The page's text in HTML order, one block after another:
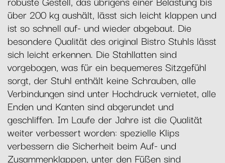
über 200 kg aushält, lässt sich leicht klappen und
ist so schnell auf- und wieder abgebaut. Die
besondere Qualität des original Bistro Stuhls lässt
sich leicht erkennen. Die Stahllatten sind
vorgebogen, was für ein bequemeres Sitzgefühl
sorgt, der Stuhl enthält keine Schrauben, alle
Verbindungen sind unter Hochdruck vernietet, alle
Enden und Kanten sind abgerundet und
geschliffen. Im Laufe der Jahre ist die Qualität
weiter verbessert worden: spezielle Klips
verbessern die Sicherheit beim Auf- und
Zusammenklappen, unter den Füßen sind